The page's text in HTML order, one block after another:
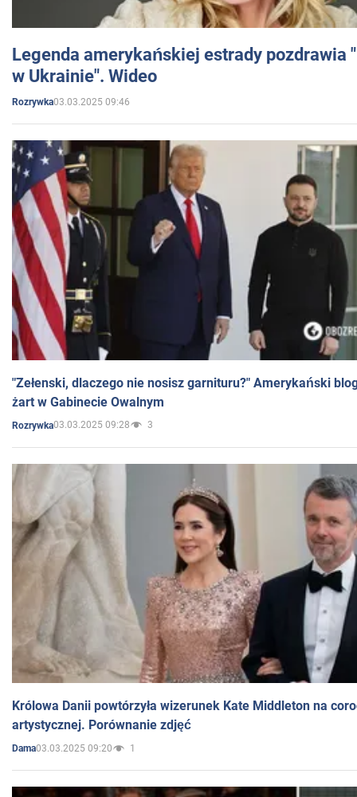
Legenda amerykańskiej estrady pozdrawia
w Ukrainie". Wideo
Rozrywka03.03.2025 09:46
"Zełenski, dlaczego nie nosisz garnituru?" Amerykański
żart w Gabinecie Owalnym
Rozrywka03.03.2025 09:28 3
Królowa Danii powtórzyła wizerunek Kate Middleton na
artystycznej. Porównanie zdjęć
Dama03.03.2025 09:20 1